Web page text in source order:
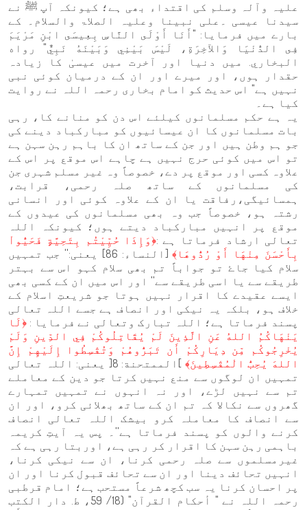
علیہ وآلہ وسلم کی اقتداء بھی ہے؛ کیونکہ آپ ﷺ نے
سیدنا عیسی ۔علی نبینا وعلیہ الصلاۃ والسلام۔ کے
بارے میں فرمایا: "أَنَا أَوْلَى النَّاسِ بِعِيسَى ابْنِ مَرْيَمَ
فِى الدُّنْيَا وَالآخِرَةِ، لَيْسَ بَيْنِي وَبَيْنَهُ نَبِيٌّ" رواه
البخاري. میں دنیا اور آخرت میں عیسیٰ کا زیادہ
حقدار ہوں، اور میرے اور ان کے درمیان کوئی نبی
نہیں ہے" اس حدیث کو امام بخاری رحمہ اللہ نے روایت
کیا ہے۔
یہ ہے حکم مسلمانوں کیلئے اس دن کو منانے کا، رہی
بات مسلمانوں کا ان عیسائیوں کو مبارکباد دینے کی
جو ہم وطن ہیں اور جن کے ساتھ ان کا باہم رہن سہن ہے
تو اس میں کوئی حرج نہیں ہے چاہے اس موقع پر اس کے
علاوہ کسی اور موقع پر دے، خصوصاً وہ غیر مسلم شہری جن
کی مسلمانوں کے ساتھ صلہ رحمی، قرابت،
ہمسائیگی،رفاقت یا ان کے علاوہ کوئی اور انسانی
رشتہ ہو، خصوصاً جب وہ بھی مسلمانوں کی عیدوں کے
موقع پر انہیں مبارکباد دیتے ہوں؛ کیونکہ اللہ
تعالی ارشاد فرماتا ہے :﴿وَإِذَا حُيِّيْتُم بِتَحِيَّةٍ فَحَيُّواْ
بِأَحْسَنَ مِنْهَا أَوْ رُدُّوهَا﴾
[النساء: 86] یعنی:'' جب تمہیں
سلام کیا جاۓ تو جواباً تم بھی سلام کہو اس سے بہتر
طریقے سے یا اسی طریقے سے'' اور اس میں ان کے کسی بھی
ایسے عقیدے کا اقرار نہیں ہوتا جو شریعتِ اسلام کے
خلاف ہو، بلکہ یہ نیکی اور انصاف ہے جسے اللہ تعالی
پسند فرماتا ہے؛ اللہ تبارک وتعالی نے فرمایا : ﴿لَا
يَنْهَاكُمُ اللهُ عَنِ الَّذِينَ لَمْ يُقَاتِلُوكُمْ فِي الدِّينِ وَلَمْ
يُخْرِجُوكُم مِّن دِيَارِكُمْ أَن تَبَرُّوهُمْ وَتُقْسِطُوا إِلَيْهِمْ إِنَّ
اللهَ يُحِبُّ الْمُقْسِطِينَ﴾
]الممتحنة: 8[ یعنی: اللہ تعالی
تمہیں ان لوگوں سے منع نہیں کرتا جو دین کے معاملے
تم سے نہیں لڑے، اور نہ انہوں نے تمہیں تمہارے
گھروں سے نکالا کہ تم ان کے ساتھ بھلائی کرو، اور ان
سے انصاف کا معاملہ کرو بیشک اللہ تعالی انصاف
کرنے والوں کو پسند فرماتا ہے''۔ پس یہ آیتِ کریمہ
باہمی رہن سہن کا اقرار کر رہی ہے، اوربتا رہی ہے کہ
غیرمسلموں سے صلہ رحمی کرنا، ان سے نیکی کرنا،
انہیں تحائف دینا اور ان سے تحائف قبول کرنا اور ان
پر احسان کرنا یہ سب کچھ شرعاً مستحب ہے؛ امام قرطبی
رحمہ اللہ نے " أحكام القرآن" (18/ 59، ط. دار الكتب